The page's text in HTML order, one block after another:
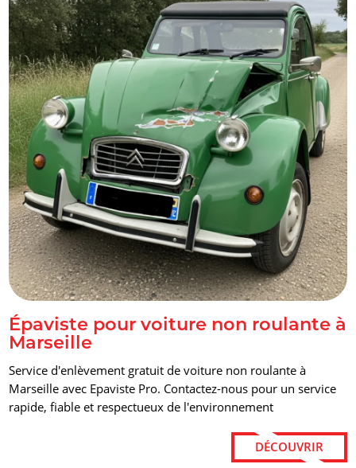
alt="Épaviste pour voiture non roulante à Marseille"
title="Épaviste pour voiture non roulante à Marseille"/>
Épaviste pour voiture non roulante à
Marseille
Service d'enlèvement gratuit de voiture non roulante à
Marseille avec Epaviste Pro. Contactez-nous pour un service
rapide, fiable et respectueux de l'environnement
DÉCOUVRIR